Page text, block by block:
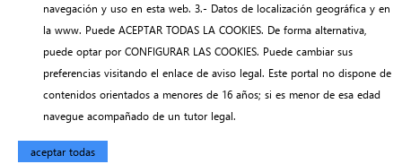
navegación y uso en esta web. 3.- Datos de localización geográfica y en
la www. Puede ACEPTAR TODAS LA COOKIES. De forma alternativa,
puede optar por CONFIGURAR LAS COOKIES. Puede cambiar sus
preferencias visitando el enlace de aviso legal. Este portal no dispone de
contenidos orientados a menores de 16 años; si es menor de esa edad
navegue acompañado de un tutor legal.
aceptar todas